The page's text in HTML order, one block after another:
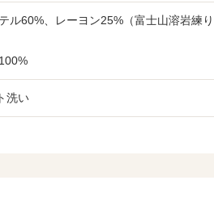
ル60%、レーヨン25%（富士山溶岩練
洗い